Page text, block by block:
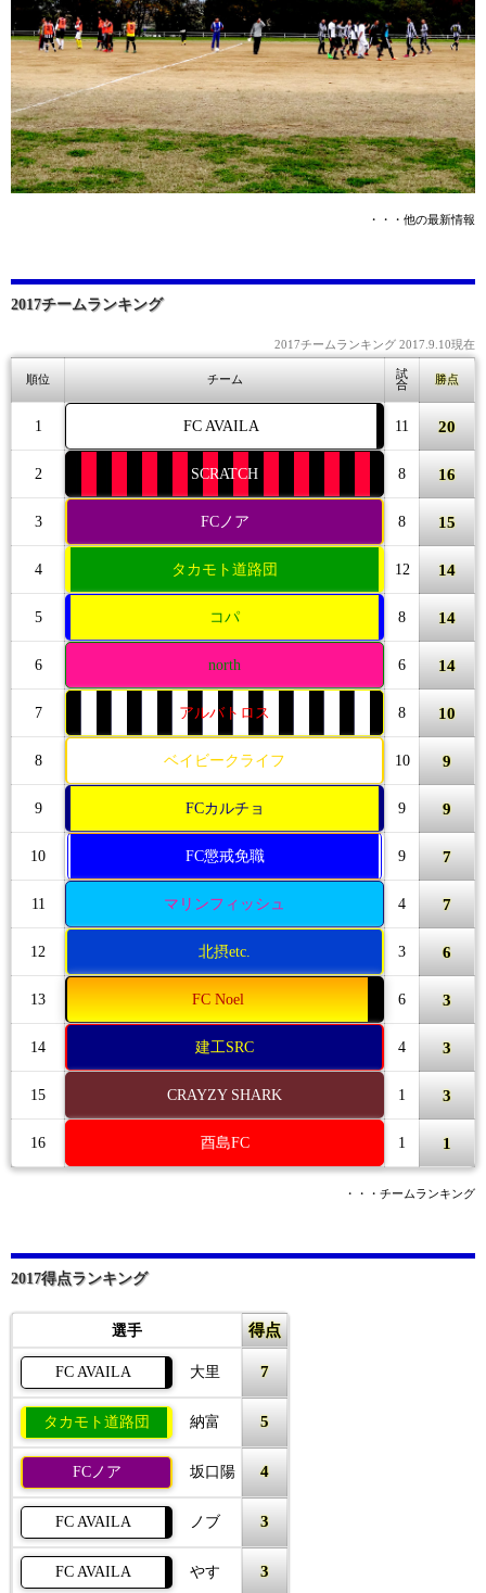
・・・他の最新情報
2017チームランキング
2017チームランキング 2017.9.10現在
順位 チーム
試
合
勝点
1 FC AVAILA 11 20
2 SCRATCH 8 16
3 FCノア 8 15
4 タカモト道路団 12 14
5 コパ 8 14
6 north 6 14
7 アルバトロス 8 10
8 ベイビークライフ 10 9
9 FCカルチョ 9 9
10 FC懲戒免職 9 7
11 マリンフィッシュ 4 7
12 北摂etc. 3 6
13 FC Noel 6 3
14 建工SRC 4 3
15 CRAYZY SHARK 1 3
16 酉島FC 1 1
・・・チームランキング
2017得点ランキング
選手 得点
FC AVAILA 大里 7
タカモト道路団 納富 5
FCノア 坂口陽 4
FC AVAILA ノブ 3
FC AVAILA やす 3